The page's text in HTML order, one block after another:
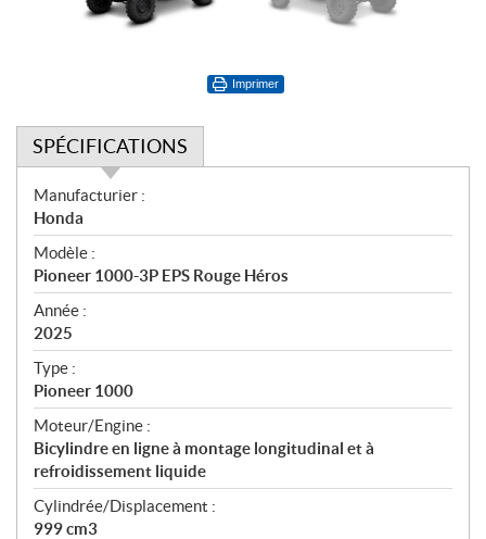
Imprimer
SPÉCIFICATIONS
S
p
é
c
i
f
i
c
a
t
i
o
n
s
Manufacturier :
Honda
Modèle :
Pioneer 1000-3P EPS Rouge Héros
Année :
2025
Type :
Pioneer 1000
Moteur/Engine :
Bicylindre en ligne à montage longitudinal et à
refroidissement liquide
Cylindrée/Displacement :
999 cm3